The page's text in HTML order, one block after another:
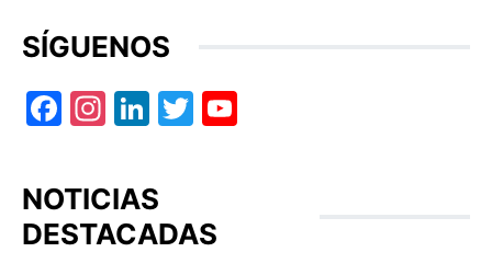
SÍGUENOS
Facebook
Instagram
LinkedIn
Twitter
NOTICIAS
DESTACADAS